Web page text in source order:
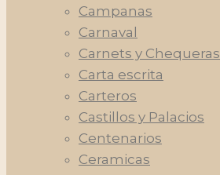
Campanas
Carnaval
Carnets y Chequeras
Carta escrita
Carteros
Castillos y Palacios
Centenarios
Ceramicas